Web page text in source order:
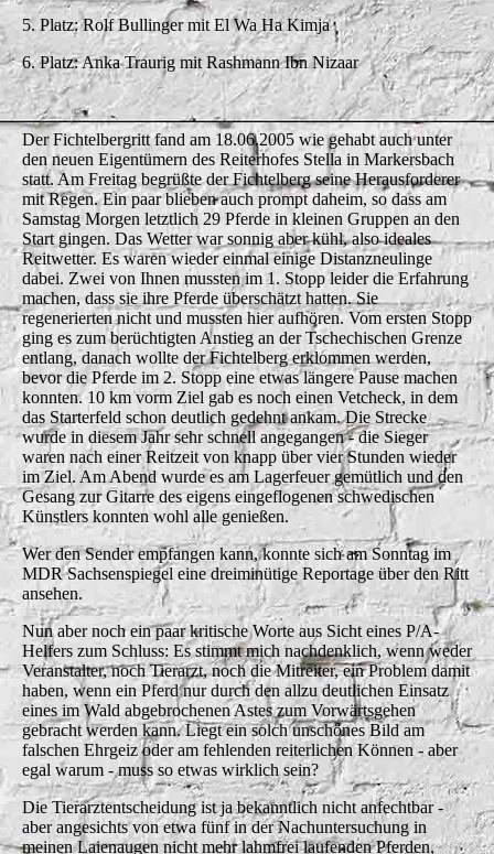
5. Platz: Rolf Bullinger mit El Wa Ha Kimja
6. Platz: Anka Traurig mit Rashmann Ibn Nizaar
Der Fichtelbergritt fand am 18.06.2005 wie gehabt auch unter
den neuen Eigentümern des Reiterhofes Stella in Markersbach
statt. Am Freitag begrüßte der Fichtelberg seine Herausforderer
mit Regen. Ein paar blieben auch prompt daheim, so dass am
Samstag Morgen letztlich 29 Pferde in kleinen Gruppen an den
Start gingen. Das Wetter war sonnig aber kühl, also ideales
Reitwetter. Es waren wieder einmal einige Distanzneulinge
dabei. Zwei von Ihnen mussten im 1. Stopp leider die Erfahrung
machen, dass sie ihre Pferde überschätzt hatten. Sie
regenerierten nicht und mussten hier aufhören. Vom ersten Stopp
ging es zum berüchtigten Anstieg an der Tschechischen Grenze
entlang, danach wollte der Fichtelberg erklommen werden,
bevor die Pferde im 2. Stopp eine etwas längere Pause machen
konnten. 10 km vorm Ziel gab es noch einen Vetcheck, in dem
das Starterfeld schon deutlich gedehnt ankam. Die Strecke
wurde in diesem Jahr sehr schnell angegangen - die Sieger
waren nach einer Reitzeit von knapp über vier Stunden wieder
im Ziel. Am Abend wurde es am Lagerfeuer gemütlich und den
Gesang zur Gitarre des eigens eingeflogenen schwedischen
Künstlers konnten wohl alle genießen.
Wer den Sender empfangen kann, konnte sich am Sonntag im
MDR Sachsenspiegel eine dreiminütige Reportage über den Ritt
ansehen.
Nun aber noch ein paar kritische Worte aus Sicht eines P/A-
Helfers zum Schluss: Es stimmt mich nachdenklich, wenn weder
Veranstalter, noch Tierarzt, noch die Mitreiter, ein Problem damit
haben, wenn ein Pferd nur durch den allzu deutlichen Einsatz
eines im Wald abgebrochenen Astes zum Vorwärtsgehen
gebracht werden kann. Liegt ein solch unschönes Bild am
falschen Ehrgeiz oder am fehlenden reiterlichen Können - aber
egal warum - muss so etwas wirklich sein?
Die Tierarztentscheidung ist ja bekanntlich nicht anfechtbar -
aber angesichts von etwa fünf in der Nachuntersuchung in
meinen Laienaugen nicht mehr lahmfrei laufenden Pferden,